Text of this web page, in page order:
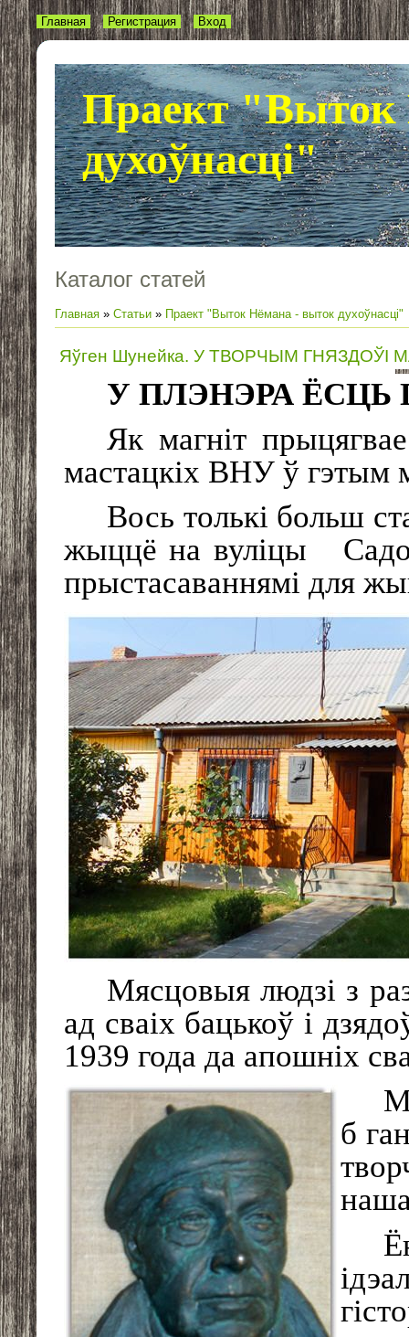
Праект "Выток
духоўнасці"
Главная Регистрация Вход
Каталог статей
Главная » Статьи » Праект "Выток Нёмана - выток духоўнасці"
Яўген Шунейка. У ТВОРЧЫМ
У ПЛЭНЭРА ЁСЦЬ
Як магніт
мастацкіх ВНУ ў
Вось толькі больш
жыццё на вуліцы
прыстасаваннямі для
Мясцовыя людзі з
ад сваіх бацькоў і
1939 года да апошніх
б